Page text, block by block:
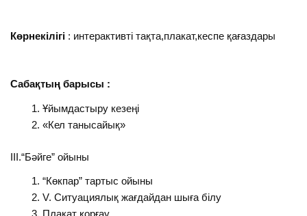
Көрнекілігі : интерактивті тақта,плакат,кеспе қағаздары
Сабақтың барысы :
Ұйымдастыру кезеңі
«Кел танысайық»
III.“Бәйге” ойыны
“Көкпар” тартыс ойыны
V. Ситуациялық жағдайдан шыға білу
Плакат қорғау